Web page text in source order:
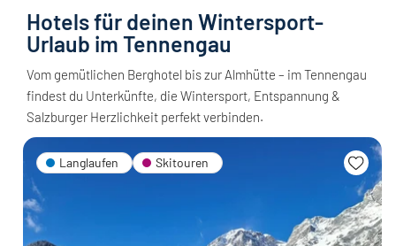
Hotels für deinen Wintersport-
Urlaub im Tennengau
Vom gemütlichen Berghotel bis zur Almhütte – im Tennengau
findest du Unterkünfte, die Wintersport, Entspannung &
Salzburger Herzlichkeit perfekt verbinden.
Langlaufen Skitouren